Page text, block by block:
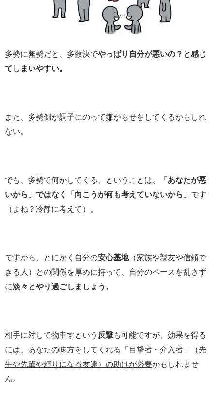
多勢に無勢だと、多数決でやっぱり自分が悪いの？と感じ
てしまいやすい。
また、多勢側が調子にのって嫌がらせをしてくるかもしれ
ない。
でも、多勢で何かしてくる、ということは、
「あなたが悪
いから」ではなく「向こうが何も考えていないから」 です
（よね？冷静に考えて）。
ですから、とにかく自分の安心基地（家族や親友や信頼で
きる人）との関係を厚めに持って、自分のペースを乱さず
に淡々とやり過ごしましょう。
相手に対して物申すという 反撃も可能ですが、効果を得る
には、あなたの味方をしてくれる
「目撃者・介入者」（先
生や先輩や頼りになる友達）の助けが必要かもしれませ
ん。